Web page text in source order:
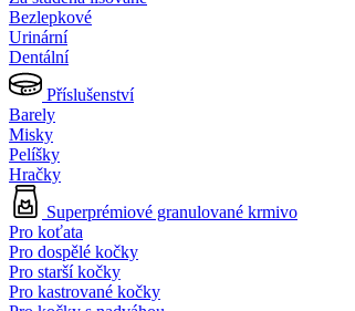
Bezlepkové
Urinární
Dentální
Příslušenství
Barely
Misky
Pelíšky
Hračky
Superprémiové granulované krmivo
Pro koťata
Pro dospělé kočky
Pro starší kočky
Pro kastrované kočky